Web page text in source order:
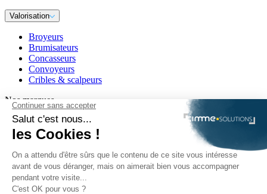
Valorisation
Broyeurs
Brumisateurs
Concasseurs
Convoyeurs
Cribles & scalpeurs
Nos marques
VOLVO
Manitou
Toyota
McCloskey
Lindner Recyclingtech
EmiControls
Autres partenaires